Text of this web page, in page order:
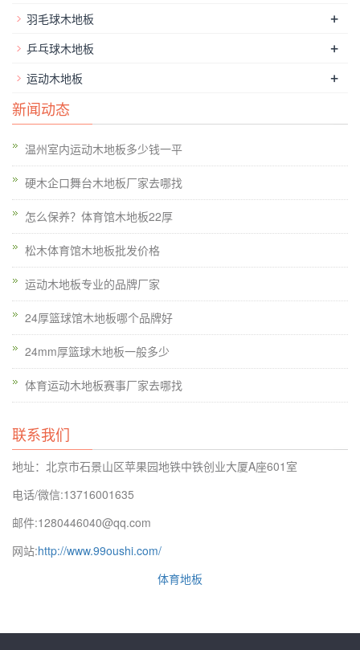
羽毛球木地板 +
乒乓球木地板 +
运动木地板 +
新闻动态
温州室内运动木地板多少钱一平
硬木企口舞台木地板厂家去哪找
怎么保养？体育馆木地板22厚
松木体育馆木地板批发价格
运动木地板专业的品牌厂家
24厚篮球馆木地板哪个品牌好
24mm厚篮球木地板一般多少
体育运动木地板赛事厂家去哪找
联系我们
地址：北京市石景山区苹果园地铁中铁创业大厦A座601室
电话/微信:13716001635
邮件:1280446040@qq.com
网站:http://www.99oushi.com/
体育地板